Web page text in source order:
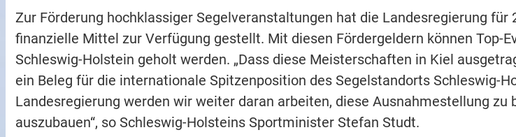
Zur Förderung hochklassiger Segelveranstaltungen hat die Landesregierung für
finanzielle Mittel zur Verfügung gestellt. Mit diesen Fördergeldern können Top-
Schleswig-Holstein geholt werden. „Dass diese Meisterschaften in Kiel
ein Beleg für die internationale Spitzenposition des Segelstandorts Schleswig-
Landesregierung werden wir weiter daran arbeiten, diese Ausnahmestellung zu
auszubauen“, so Schleswig-Holsteins Sportminister Stefan Studt.